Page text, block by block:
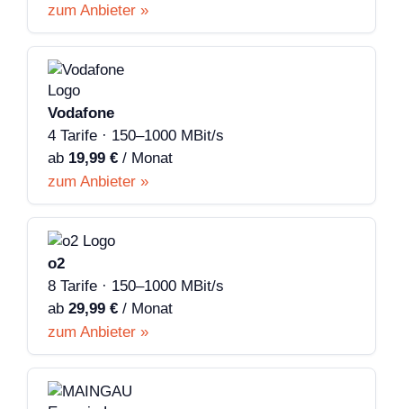
zum Anbieter »
Vodafone
4 Tarife · 150–1000 MBit/s
ab 19,99 € / Monat
zum Anbieter »
o2
8 Tarife · 150–1000 MBit/s
ab 29,99 € / Monat
zum Anbieter »